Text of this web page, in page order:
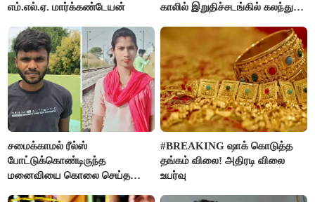
எம்.எல்.ஏ. மார்க்கண்டேயன்
காலில் இறுதிச்சடங்கில் கலந்து
சமைக்காமல் ரீல்ஸ்
போட்டுக்கொண்டிருந்த
மனைவியை கொலை செய்த
#BREAKING ஷாக் கொடுத்த
தங்கம் விலை! அதிரடி விலை
உயர்வு